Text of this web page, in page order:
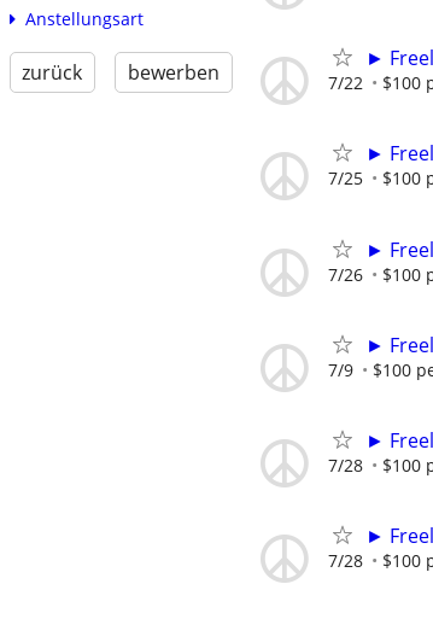
Anstellungsart
zurück bewerben
►
7/22 $100
►
7/25 $100
►
7/26 $100
►
7/9 $100
►
7/28 $100
►
7/28 $100